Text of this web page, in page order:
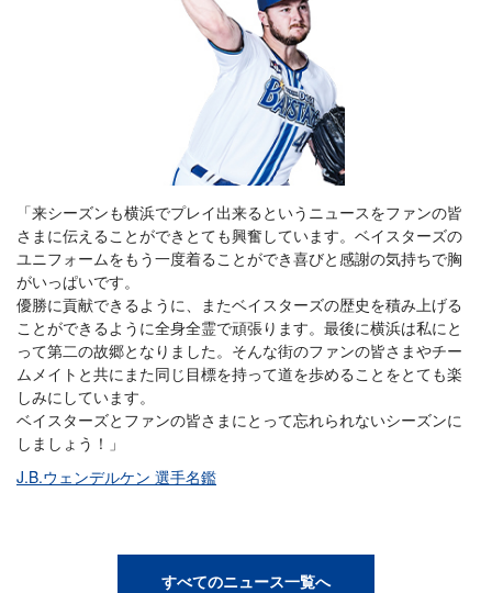
「来シーズンも横浜でプレイ出来るというニュースをファンの皆
さまに伝えることができとても興奮しています。ベイスターズの
ユニフォームをもう一度着ることができ喜びと感謝の気持ちで胸
がいっぱいです。
優勝に貢献できるように、またベイスターズの歴史を積み上げる
ことができるように全身全霊で頑張ります。最後に横浜は私にと
って第二の故郷となりました。そんな街のファンの皆さまやチー
ムメイトと共にまた同じ目標を持って道を歩めることをとても楽
しみにしています。
ベイスターズとファンの皆さまにとって忘れられないシーズンに
しましょう！」
J.B.ウェンデルケン 選手名鑑
すべてのニュース一覧へ